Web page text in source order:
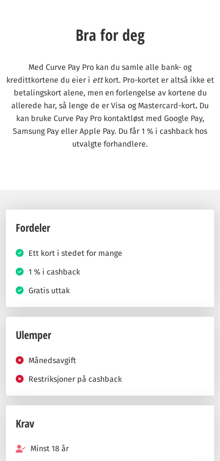
Bra for deg
Med Curve Pay Pro kan du samle alle bank- og
kredittkortene du eier i ettkort. Pro-kortet er altså ikke et
betalingskort alene, men en forlengelse av kortene du
allerede har, så lenge de er Visa og Mastercard-kort. Du
kan bruke Curve Pay Pro kontaktløst med Google Pay,
Samsung Pay eller Apple Pay. Du får 1 % i cashback hos
utvalgte forhandlere.
Fordeler
Ett kort i stedet for mange
1 % i cashback
Gratis uttak
Ulemper
Månedsavgift
Restriksjoner på cashback
Krav
Minst 18 år